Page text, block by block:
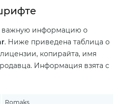
информацию о
. Ниже приведена таблица о
копирайта, имя
Информация взята с
Romaks